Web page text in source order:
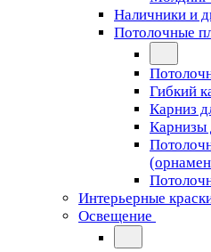
Наличники и
Потолочные
Гибкий
Карниз
Карнизы
Интерьерные
Освещение